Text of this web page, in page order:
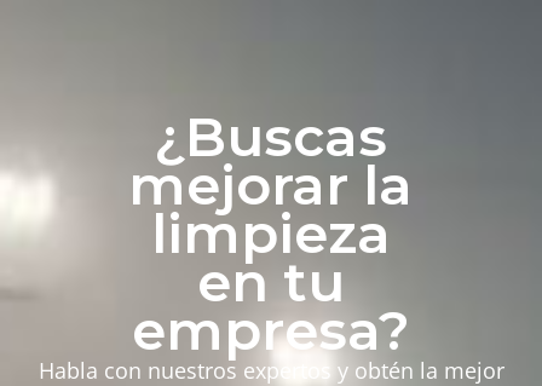
¿Buscas
mejorar la
limpieza
en tu
empresa?
Habla con nuestros expertos y obtén la mejor